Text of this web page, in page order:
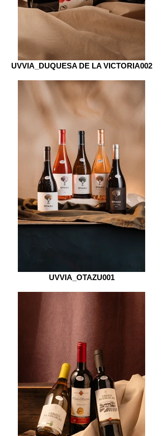
UVVIA_DUQUESA DE LA VICTORIA002
UVVIA_OTAZU001